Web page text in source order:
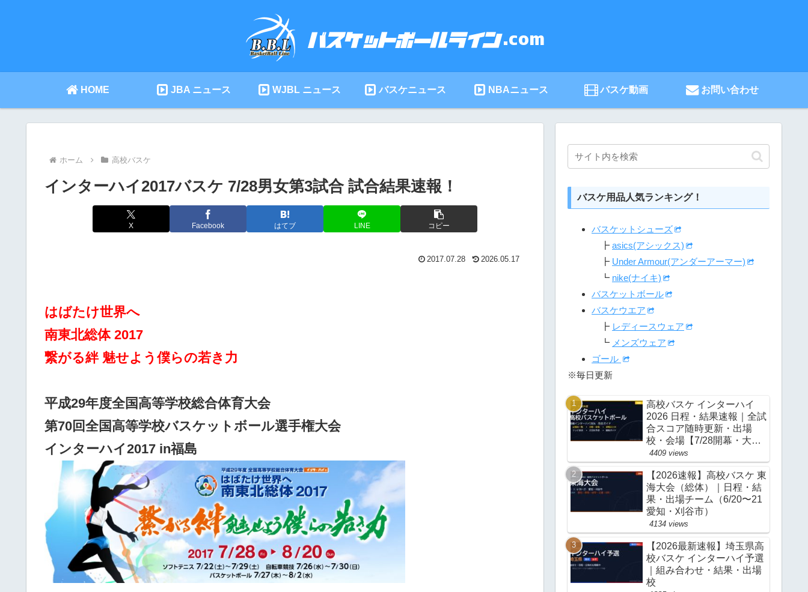
HOME JBA ニュース WJBL ニュース バスケニュース NBAニュース バスケ動画 お問い合わせ
ホーム 高校バスケ
インターハイ2017バスケ 7/28男女第3試合 試合結果速報！
X Facebook はてブ LINE コピー
2017.07.28 2026.05.17
はばたけ世界へ
南東北総体 2017
繋がる絆 魅せよう僕らの若き力
平成29年度全国高等学校総合体育大会
第70回全国高等学校バスケットボール選手権大会
インターハイ2017 in福島
バスケ用品人気ランキング！
バスケットシューズ
┣ asics(アシックス)
┣ Under Armour(アンダーアーマー)
┗ nike(ナイキ)
バスケットボール
バスケウエア
┣ レディースウェア
┗ メンズウェア
ゴール
※毎日更新
高校バスケ インターハイ
2026 日程・結果速報｜全試
合スコア随時更新・出場
校・会場【7/28開幕・大
阪】
4409 views
【2026速報】高校バスケ 東
海大会（総体）｜日程・結
果・出場チーム（6/20〜21
愛知・刈谷市）
4134 views
【2026最新速報】埼玉県高
校バスケ インターハイ予選
｜組み合わせ・結果・出場
校